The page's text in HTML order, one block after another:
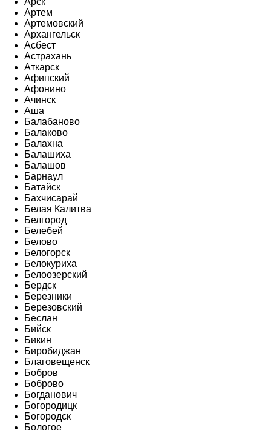
Артем
Артемовский
Архангельск
Асбест
Астрахань
Аткарск
Афипский
Афонино
Ачинск
Аша
Балабаново
Балаково
Балахна
Балашиха
Балашов
Барнаул
Батайск
Бахчисарай
Белая Калитва
Белгород
Белебей
Белово
Белогорск
Белокуриха
Белоозерский
Бердск
Березники
Березовский
Беслан
Бийск
Бикин
Биробиджан
Благовещенск
Бобров
Боброво
Богданович
Богородицк
Богородск
Бологое